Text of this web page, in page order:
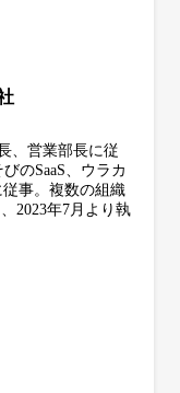
、営業部長に従
のSaaS、ウラカ
事。複数の組織
2023年7月より執